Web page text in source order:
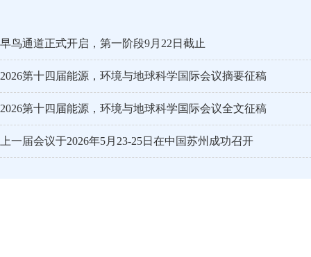
早鸟通道正式开启，第一阶段9月22日截止
2026第十四届能源，环境与地球科学国际会议摘要征稿
2026第十四届能源，环境与地球科学国际会议全文征稿
上一届会议于2026年5月23-25日在中国苏州成功召开